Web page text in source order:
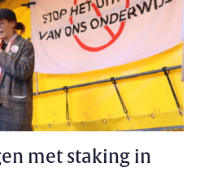
met staking in